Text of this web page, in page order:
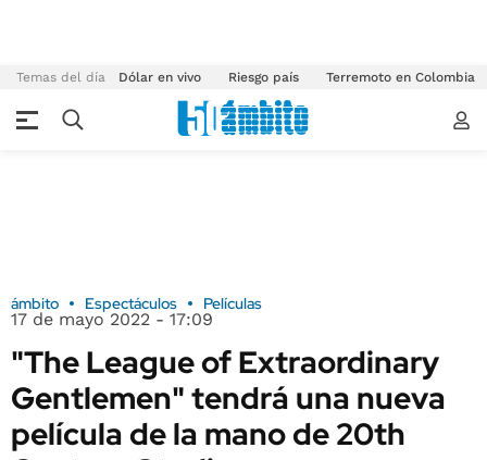
Temas del día Dólar en vivo Riesgo país Terremoto en Colombia
ámbito Espectáculos Películas
17 de mayo 2022 - 17:09
"The League of Extraordinary
Gentlemen" tendrá una nueva
película de la mano de 20th